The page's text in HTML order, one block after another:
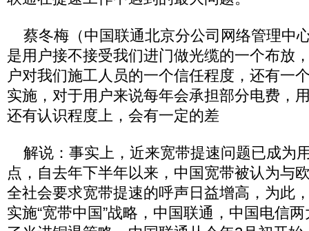
蔡冬梅（中国联通北京分公司网络管理中
是用户接不接受我们进门做光缆的一个布放
户对我们施工人员的一个信任程度，还有一
实施，对于用户来说每年会承担部分电费，
还有认识程度上，会有一定的差
解说：事实上，近来宽带提速问题已成为
点，自去年下半年以来，中国宽带被认为与
全社会要求宽带提速的呼声日益增高，为此
实施“宽带中国”战略，中国联通，中国电信